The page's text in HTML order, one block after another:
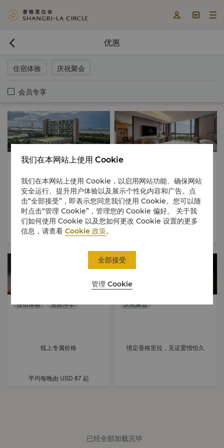
  
 优惠
住宿体验 庆祝聚会
会员专享
住宿体验
早鸟限定
提前预订优惠
平均每晚由USD 69起
住宿体验
线上专属价格（含早餐）
住宿体验 免费停车
线上专属价格
平均每晚由 USD 87起
庆祝聚会
情定香格里拉，见证爱情恒久
已经全部加载完毕
我们在本网站上使用 Cookie
我们在本网站上使用 Cookie，以启用网站功能、确保网站
安全运行、提升用户体验以及展示个性化内容和广告。点
击“全部接受”，即表示您同意我们使用 Cookie。您可以随
时点击“管理 Cookie”，管理您的 Cookie 偏好。 关于我
们如何使用 Cookie 以及您如何更改 Cookie 设置的更多
信息，请查看Cookie 政策。
管理 Cookie
全部接受